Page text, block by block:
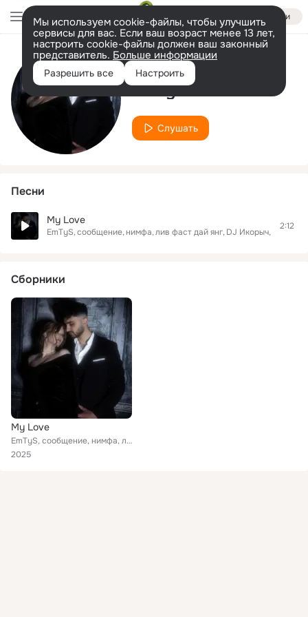
Войти
Мы используем cookie-файлы, чтобы улучшить
сервисы для вас. Если ваш возраст менее 13 лет,
настроить cookie-файлы должен ваш законный
представитель. Больше информации
Разрешить все Настроить
Исполнитель
EmTyS
Слушать
Песни
My Love
EmTyS сообщение нимфа лив фаст дай янг DJ Икорыч
2:12
Сборники
My Love
EmTyS, сообщение, нимфа, лив фаст дай янг, DJ Икорыч, aprashkin, BLOODTHXRN
2025